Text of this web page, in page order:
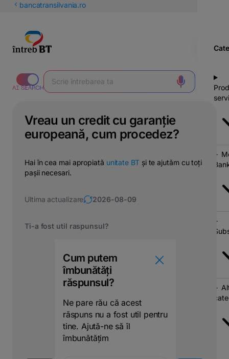
latineștibancatransilvania.ro
Vreau un credit cu garanție
europeană, cum procedez?
Hai în cea mai apropiată unitate BTși te ajutăm cu toți
pașii necesari.
Ultima actualizare 2026-08-09
Ti-a fost util raspunsul?
Cum putem
îmbunătăți
răspunsul?
Ne pare rău că acest
răspuns nu a fost util pentru
tine. Ajută-ne să îl
îmbunătățim